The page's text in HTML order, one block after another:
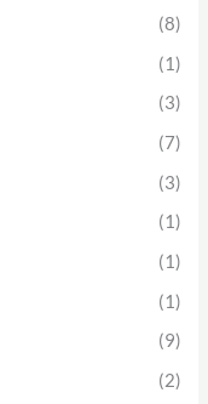
(8)
(1)
(3)
(7)
(3)
(1)
(1)
(1)
(9)
(2)